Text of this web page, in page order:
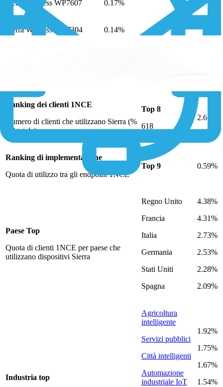
Sierra Wireless WP7607 0.17%
Sierra Wireless MC7304 0.14%
Ranking dei clienti 1NCE
Numero di clienti che utilizzano Sierra (%
del totale)
Top 8
618
2.61%
Ranking di implementazione
Quota di utilizzo tra gli endpoint 1NCE
Top 9 0.59%
Paese Top
Quota di clienti 1NCE per paese che
utilizzano dispositivi Sierra
Regno Unito
Francia
Italia
Germania
Stati Uniti
Spagna
4.38%
4.31%
2.73%
2.53%
2.28%
2.09%
Industria top
Agricoltura
intelligente
Servizi pubblici
Città intelligenti
Automazione
industriale IoT
1.92%
1.75%
1.67%
1.54%